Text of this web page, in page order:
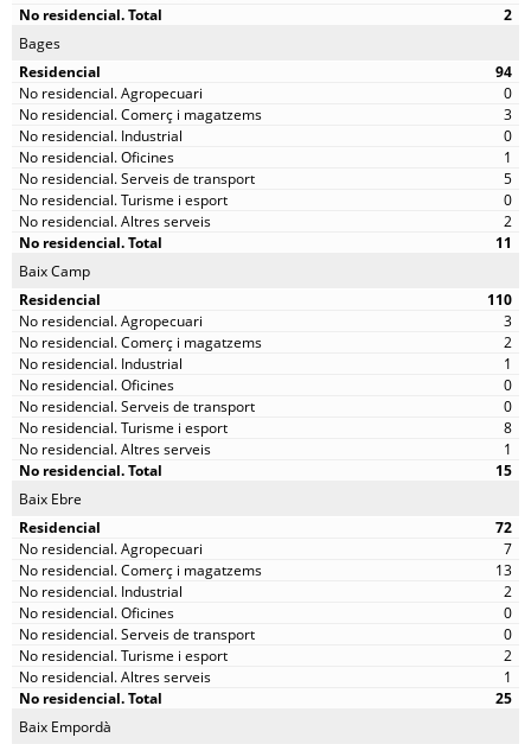
2
Bages
94
0
3
0
1
5
0
2
11
Baix Camp
110
3
2
1
0
0
8
1
15
Baix Ebre
72
7
13
2
0
0
2
1
25
Baix Empordà